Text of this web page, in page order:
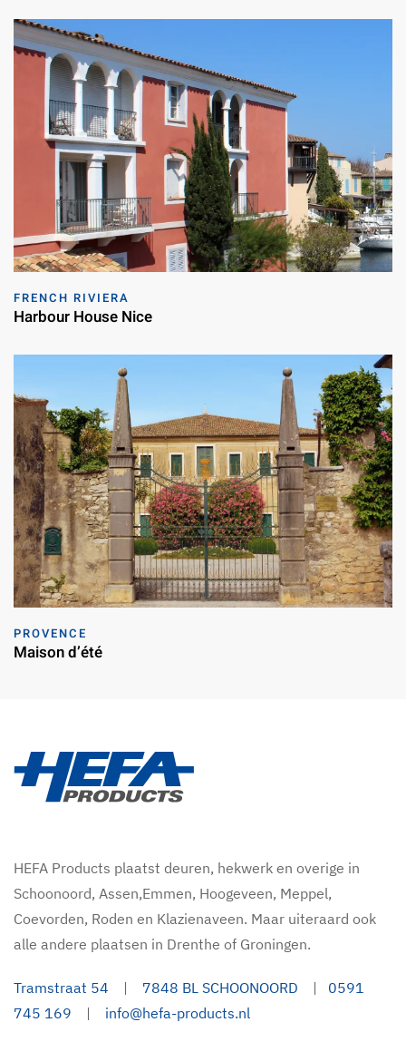
FRENCH RIVIERA
Harbour House Nice
PROVENCE
Maison d’été
HEFA Products plaatst deuren, hekwerk en overige in
Schoonoord, Assen,Emmen, Hoogeveen, Meppel,
Coevorden, Roden en Klazienaveen. Maar uiteraard ook
alle andere plaatsen in Drenthe of Groningen.
Tramstraat 54 | 7848 BL SCHOONOORD | 0591
745 169 | info@hefa-products.nl